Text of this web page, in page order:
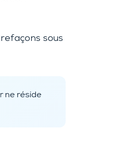
sous
ne réside